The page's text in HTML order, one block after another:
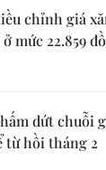
chỉnh giá
mức 22.859
dứt chuỗi
từ hồi tháng 2